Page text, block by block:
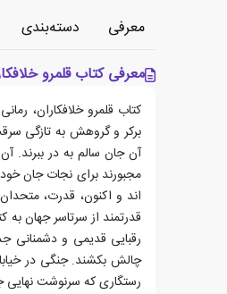
معرفی دسته‌بندی
معرفی کتاب قلمرو
برکر و گروهش به تازگی
آن جان سالم به در ببرند.
مجبورند برای نجات جان
اند و اکنون، قدرت،
قدرتمند از سرتاسر جهان به
رقبایی قدیمی و دشمنانی
چالش بکشند. جنگی در
رستگاری که سرنوشت نهایی